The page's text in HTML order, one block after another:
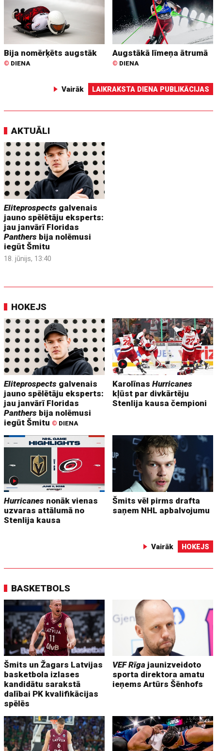
Bija nomērķēts augstāk
© DIENA
Augstākā līmeņa ātrumā
© DIENA
Vairāk LAIKRAKSTA DIENA PUBLIKĀCIJAS
AKTUĀLI
Eliteprospects galvenais
jauno spēlētāju eksperts:
jau janvārī Floridas
Panthers bija nolēmusi
iegūt Šmitu
18. jūnijs, 13:40
HOKEJS
Eliteprospects galvenais
jauno spēlētāju eksperts:
jau janvārī Floridas
Panthers bija nolēmusi
iegūt Šmitu © DIENA
KarolīnasHurricanes
kļūst par divkārtēju
Stenlija kausa čempioni
Hurricanes nonāk vienas
uzvaras attālumā no
Stenlija kausa
Šmits vēl pirms drafta
saņem NHL apbalvojumu
Vairāk HOKEJS
BASKETBOLS
Šmits un Žagars Latvijas
basketbola izlases
kandidātu sarakstā
dalībai PK kvalifikācijas
spēlēs
VEF Rīga jaunizveidoto
sporta direktora amatu
ieņems Artūrs Šēnhofs